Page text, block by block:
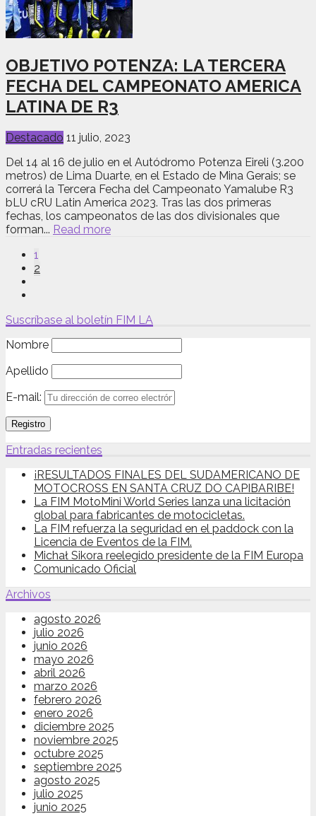
OBJETIVO POTENZA: LA TERCERA
FECHA DEL CAMPEONATO AMERICA
LATINA DE R3
Destacado 11 julio, 2023
Del 14 al 16 de julio en el Autódromo Potenza Eireli (3.200
metros) de Lima Duarte, en el Estado de Mina Gerais; se
correrá la Tercera Fecha del Campeonato Yamalube R3
bLU cRU Latin America 2023. Tras las dos primeras
fechas, los campeonatos de las dos divisionales que
forman... Read more
1
2
Suscríbase al boletín FIM LA
Nombre
Apellido
E-mail:
Entradas recientes
¡RESULTADOS FINALES DEL SUDAMERICANO DE
MOTOCROSS EN SANTA CRUZ DO CAPIBARIBE!
La FIM MotoMini World Series lanza una licitación
global para fabricantes de motocicletas.
La FIM refuerza la seguridad en el paddock con la
Licencia de Eventos de la FIM.
Michał Sikora reelegido presidente de la FIM Europa
Comunicado Oficial
Archivos
agosto 2026
julio 2026
junio 2026
mayo 2026
abril 2026
marzo 2026
febrero 2026
enero 2026
diciembre 2025
noviembre 2025
octubre 2025
septiembre 2025
agosto 2025
julio 2025
junio 2025